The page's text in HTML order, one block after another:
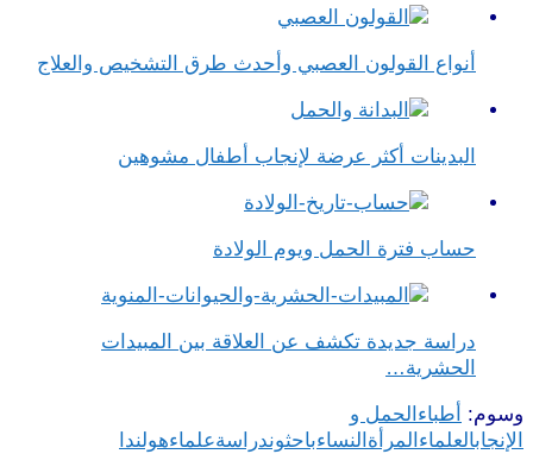
أنواع القولون العصبي وأحدث طرق التشخيص والعلاج
البدينات أكثر عرضة لإنجاب أطفال مشوهين
حساب فترة الحمل ويوم الولادة
دراسة جديدة تكشف عن العلاقة بين المبيدات
الحشرية…
وسوم: أطباء الحمل و
الإنجابالعلماء المرأة النساءباحثوندراسةعلماءهولندا